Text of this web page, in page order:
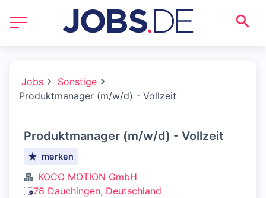
Jobs
Sonstige
Produktmanager (m/w/d) - Vollzeit
Produktmanager (m/w/d) - Vollzeit
merken
KOCO MOTION GmbH
78 Dauchingen, Deutschland